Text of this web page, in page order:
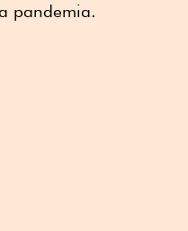
pandemia.